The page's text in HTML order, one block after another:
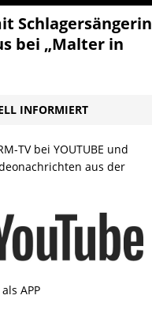
Schlagersängerin
bei „Malter in
INFORMIERT
TV bei YOUTUBE und
aus der
APP